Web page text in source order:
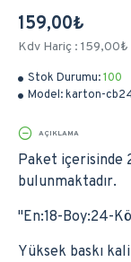
Stok Durumu:100
Model:karton-
159,00₺
Kdv Hariç : 159,00₺
AÇIKLAMA
Paket içerisinde
bulunmaktadır.
''En:18-Boy:24-
Yüksek baskı